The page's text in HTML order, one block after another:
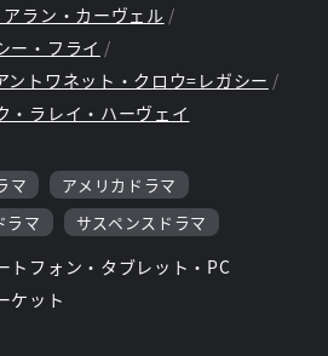
ラン・カーヴェル
ー・フライ
ントワネット・クロウ=レガシー
・ラレイ・ハーヴェイ
マ
アメリカドラマ
ラマ
サスペンスドラマ
トフォン・タブレット・PC
ケット